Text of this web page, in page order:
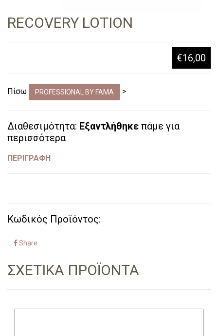
RECOVERY LOTION
€16,00
Πίσω PROFESSIONAL BY FAMA >
Διαθεσιμότητα: Εξαντλήθηκε πάμε για
περισσότερα
ΠΕΡΙΓΡΑΦΗ
Κωδικός Προϊόντος:
Share
ΣΧΕΤΙΚΑ ΠΡΟΪΟΝΤΑ